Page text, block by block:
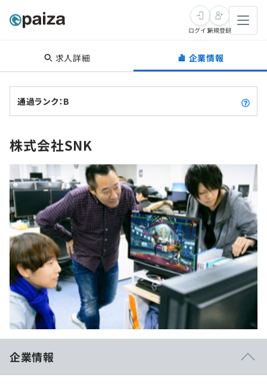
転職・キャリア
転職成功ガイド
転職エージェント
インタビュー
転職成功ガイド
新卒就活
求人検索
本選考
インターン
新卒エージェント
イベント・セミナー
インタビュー
学習
講座一覧
4択課題
ナレッジ
リファレンス
プラン
個人向けプラン
スキルチェック
プログラミング言語
SQL
評価結果一覧
再チャレンジ結果一覧
ゲーム・マンガ
メディア
Tech Team Journal
paiza times
note
paizaとは？
ログイン新規登録
求人詳細 企業情報
通過ランク：B
株式会社SNK
企業情報